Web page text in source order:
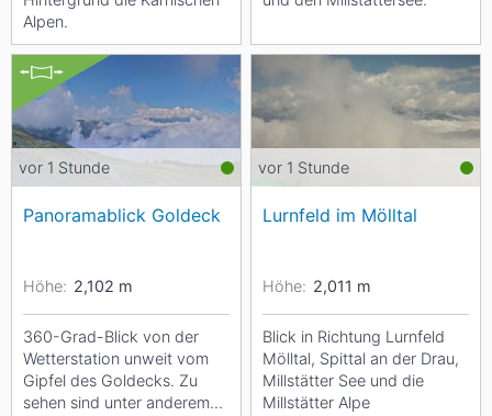
Alpen.
vor 1 Stunde
Panoramablick Goldeck
Höhe: 2,102 m
360-Grad-Blick von der
Wetterstation unweit vom
Gipfel des Goldecks. Zu
sehen sind unter anderem
vor 1 Stunde
Lurnfeld im Mölltal
Höhe: 2,011 m
Blick in Richtung Lurnfeld
Mölltal, Spittal an der Drau,
Millstätter See und die
Millstätter Alpe